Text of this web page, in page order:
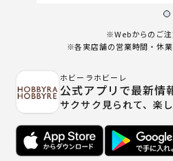
※Webからのご注
※各実店舗の営業時間・休
ホビーラホビーレ
公式アプリで最新情
サクサク見られて、楽